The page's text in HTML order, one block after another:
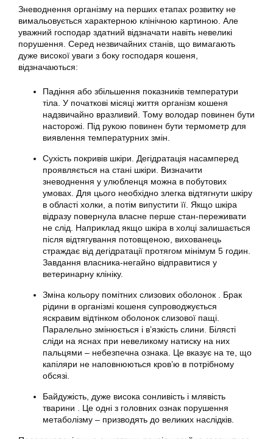
Зневоднення організму на перших етапах розвитку не
вимальовується характерною клінічною картиною. Але
уважний господар здатний відзначати навіть невеликі
порушення. Серед незвичайних станів, що вимагають
дуже високої уваги з боку господаря кошеня,
відзначаються:
Падіння або збільшення показників температури
тіла. У початкові місяці життя організм кошеня
надзвичайно вразливий. Тому володар повинен бути
насторожі. Під рукою повинен бути термометр для
виявлення температурних змін.
Сухість покривів шкіри. Дегідратація насамперед
проявляється на стані шкіри. Визначити
зневоднення у улюбленця можна в побутових
умовах. Для цього необхідно злегка відтягнути шкіру
в області холки, а потім випустити її. Якщо шкіра
відразу повернула власне перше стан-переживати
не слід. Наприклад якщо шкіра в холці залишається
після відтягування потовщеною, вихованець
страждає від дегідратації протягом мінімум 5 годин.
Завдання власника-негайно відправитися у
ветеринарну клініку.
Зміна кольору помітних слизових оболонок . Брак
рідини в організмі кошеня супроводжується
яскравим відтінком оболонок слизової пащі.
Паралельно змінюється і в’язкість слини. Білясті
сліди на яснах при невеликому натиску на них
пальцями – небезпечна ознака. Це вказує на те, що
капіляри не наповнюються кров’ю в потрібному
обсязі.
Байдужість, дуже висока сонливість і млявість
тварини . Це одні з головних ознак порушення
метаболізму – призводять до великих наслідків.